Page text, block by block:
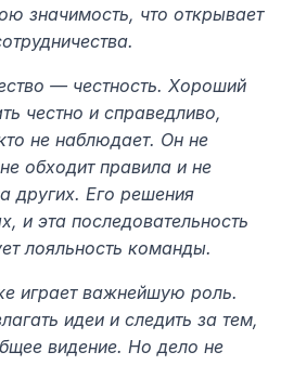
значимость, что открывает
— честность. Хороший
честно и справедливо,
не наблюдает. Он не
обходит правила и не
других. Его решения
и эта последовательность
лояльность команды.
играет важнейшую роль.
идеи и следить за тем,
видение. Но дело не